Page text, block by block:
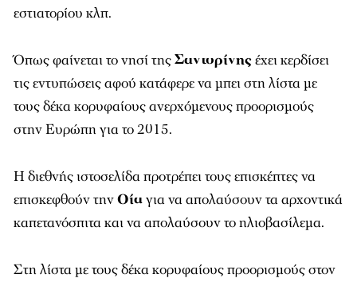
εστιατορίου κλπ.
Όπως φαίνεται το νησί τηςΣαντορίνηςέχει κερδίσει
τις εντυπώσεις αφού κατάφερε να μπει στη λίστα με
τους δέκα κορυφαίους ανερχόμενους προορισμούς
στην Ευρώπη για το 2015.
Η διεθνής ιστοσελίδα προτρέπει τους επισκέπτες να
επισκεφθούν τηνΟίαγια να απολαύσουν τα αρχοντικά
καπετανόσπιτα και να απολαύσουν το ηλιοβασίλεμα.
Στη λίστα με τους δέκα κορυφαίους προορισμούς στον